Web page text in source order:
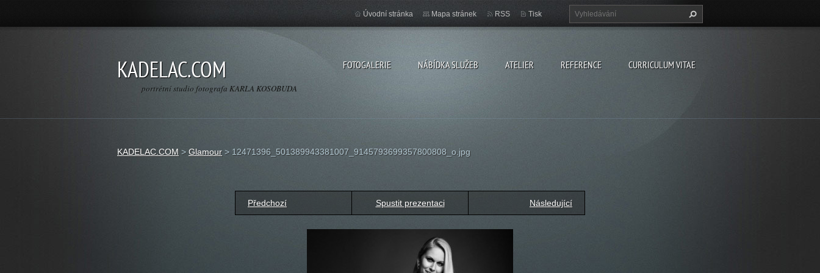
KADELAC.COM
portrétní studio fotografa KARLA KOSOBUDA
FOTOGALERIE NÁBÍDKA SLUŽEB ATELIER REFERENCE CURRICULUM VITAE
Úvodní stránka Mapa stránek RSS Tisk
KADELAC.COM > Glamour > 12471396_501389943381007_9145793699357800808_o.jpg
Předchozí Spustit prezentaci Následující